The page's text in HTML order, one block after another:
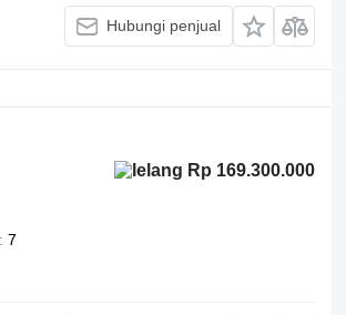
Hubungi penjual
Rp 169.300.000
7